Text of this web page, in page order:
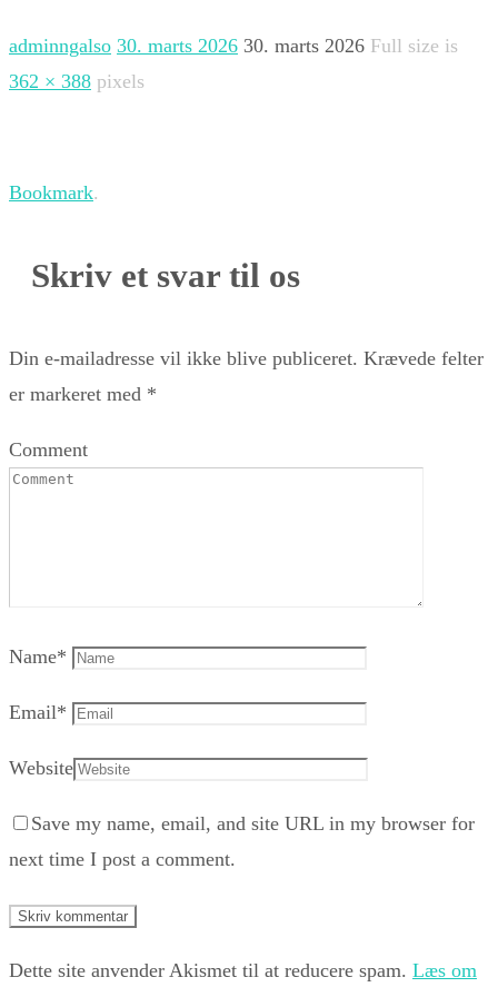
adminngalso 30. marts 2026 30. marts 2026 Full size is
362 × 388 pixels
Bookmark.
Skriv et svar til os
Din e-mailadresse vil ikke blive publiceret. Krævede felter
er markeret med *
Comment
Name*
Email*
Website
Save my name, email, and site URL in my browser for
next time I post a comment.
Dette site anvender Akismet til at reducere spam. Læs om